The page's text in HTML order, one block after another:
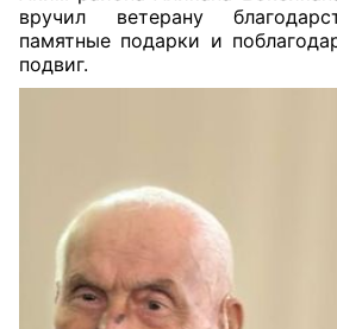
вручил ветерану
памятные подарки и
подвиг.